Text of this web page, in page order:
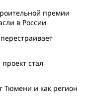
премии
в России
стал
Тюмени и как регион